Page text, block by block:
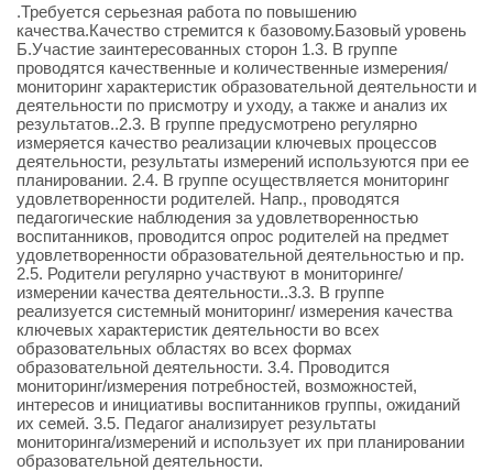
.Требуется серьезная работа по повышению
качества.Качество стремится к базовому.Базовый уровень
Б.Участие заинтересованных сторон 1.3. В группе
проводятся качественные и количественные измерения/
мониторинг характеристик образовательной деятельности и
деятельности по присмотру и уходу, а также и анализ их
результатов..2.3. В группе предусмотрено регулярно
измеряется качество реализации ключевых процессов
деятельности, результаты измерений используются при ее
планировании. 2.4. В группе осуществляется мониторинг
удовлетворенности родителей. Напр., проводятся
педагогические наблюдения за удовлетворенностью
воспитанников, проводится опрос родителей на предмет
удовлетворенности образовательной деятельностью и пр.
2.5. Родители регулярно участвуют в мониторинге/
измерении качества деятельности..3.3. В группе
реализуется системный мониторинг/ измерения качества
ключевых характеристик деятельности во всех
образовательных областях во всех формах
образовательной деятельности. 3.4. Проводится
мониторинг/измерения потребностей, возможностей,
интересов и инициативы воспитанников группы, ожиданий
их семей. 3.5. Педагог анализирует результаты
мониторинга/измерений и использует их при планировании
образовательной деятельности.